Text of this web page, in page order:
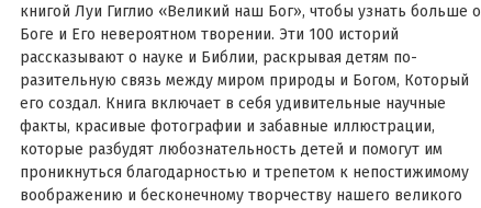
книгой Луи Гиглио «Великий наш Бог», чтобы узнать больше о
Боге и Его невероятном творении. Эти 100 историй
рассказывают о науке и Библии, раскрывая детям по­
разительную связь между миром природы и Богом, Который
его создал. Книга включает в себя удивительные научные
факты, красивые фотографии и забавные иллюстрации,
которые разбудят любознательность детей и помогут им
проникнуться благодарностью и трепетом к непостижимому
воображению и бесконечному творчеству нашего ве­ликого